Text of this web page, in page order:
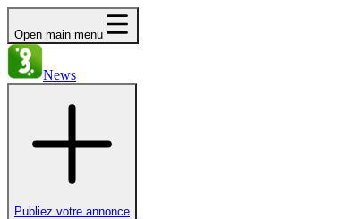
Open main menu
News
Publiez votre annonce